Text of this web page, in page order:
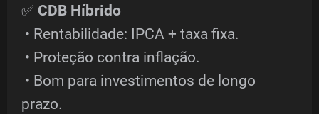
✅ CDB Híbrido
• Rentabilidade: IPCA + taxa fixa.
• Proteção contra inflação.
• Bom para investimentos de longo
prazo.